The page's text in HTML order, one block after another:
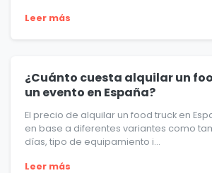
Leer más
¿Cuánto cuesta alquilar un
un evento en España?
El precio de alquilar un food truck en
en base a diferentes variantes como
días, tipo de equipamiento i...
Leer más